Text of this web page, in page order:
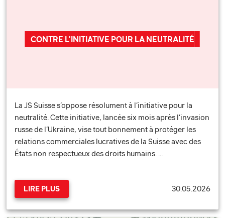
CONTRE L'INITIATIVE POUR LA NEUTRALITÉ
La JS Suisse s’oppose résolument à l’initiative pour la
neutralité. Cette initiative, lancée six mois après l’invasion
russe de l’Ukraine, vise tout bonnement à protéger les
relations commerciales lucratives de la Suisse avec des
États non respectueux des droits humains. …
LIRE PLUS 30.05.2026